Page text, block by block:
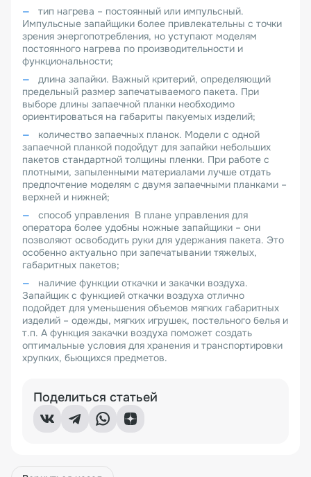
тип нагрева – постоянный или импульсный.
Импульсные запайщики более привлекательны с точки
зрения энергопотребления, но уступают моделям
постоянного нагрева по производительности и
функциональности;
длина запайки. Важный критерий, определяющий
предельный размер запечатываемого пакета. При
выборе длины запаечной планки необходимо
ориентироваться на габариты пакуемых изделий;
количество запаечных планок. Модели с одной
запаечной планкой подойдут для запайки небольших
пакетов стандартной толщины пленки. При работе с
плотными, запыленными материалами лучше отдать
предпочтение моделям с двумя запаечными планками –
верхней и нижней;
способ управления В плане управления для
оператора более удобны ножные запайщики – они
позволяют освободить руки для удержания пакета. Это
особенно актуально при запечатывании тяжелых,
габаритных пакетов;
наличие функции откачки и закачки воздуха.
Запайщик с функцией откачки воздуха отлично
подойдет для уменьшения объемов мягких габаритных
изделий – одежды, мягких игрушек, постельного белья и
т.п. А функция закачки воздуха поможет создать
оптимальные условия для хранения и транспортировки
хрупких, бьющихся предметов.
Поделиться статьей